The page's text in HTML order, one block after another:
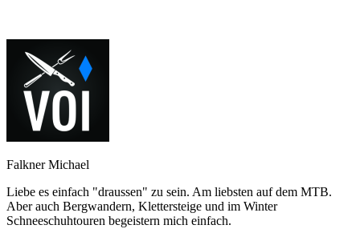
Falkner Michael
Liebe es einfach "draussen" zu sein. Am liebsten auf dem MTB.
Aber auch Bergwandern, Klettersteige und im Winter
Schneeschuhtouren begeistern mich einfach.